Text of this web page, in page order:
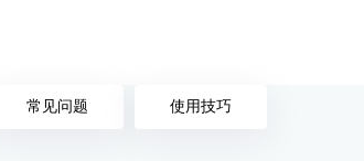
常见问题 使用技巧